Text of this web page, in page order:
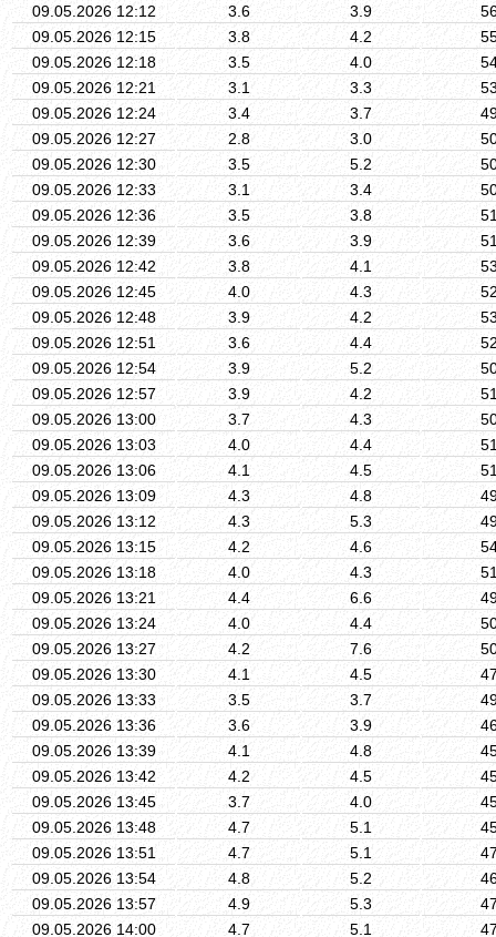
09.05.2026 12:12
3.6 3.9
09.05.2026 12:15
3.8 4.2
09.05.2026 12:18
3.5 4.0
09.05.2026 12:21
3.1 3.3
09.05.2026 12:24
3.4 3.7
09.05.2026 12:27
2.8 3.0
09.05.2026 12:30
3.5 5.2
09.05.2026 12:33
3.1 3.4
09.05.2026 12:36
3.5 3.8
09.05.2026 12:39
3.6 3.9
09.05.2026 12:42
3.8 4.1
09.05.2026 12:45
4.0 4.3
09.05.2026 12:48
3.9 4.2
09.05.2026 12:51
3.6 4.4
09.05.2026 12:54
3.9 5.2
09.05.2026 12:57
3.9 4.2
09.05.2026 13:00
3.7 4.3
09.05.2026 13:03
4.0 4.4
09.05.2026 13:06
4.1 4.5
09.05.2026 13:09
4.3 4.8
09.05.2026 13:12
4.3 5.3
09.05.2026 13:15
4.2 4.6
09.05.2026 13:18
4.0 4.3
09.05.2026 13:21
4.4 6.6
09.05.2026 13:24
4.0 4.4
09.05.2026 13:27
4.2 7.6
09.05.2026 13:30
4.1 4.5
09.05.2026 13:33
3.5 3.7
09.05.2026 13:36
3.6 3.9
09.05.2026 13:39
4.1 4.8
09.05.2026 13:42
4.2 4.5
09.05.2026 13:45
3.7 4.0
09.05.2026 13:48
4.7 5.1
09.05.2026 13:51
4.7 5.1
09.05.2026 13:54
4.8 5.2
09.05.2026 13:57
4.9 5.3
09.05.2026 14:00
4.7 5.1